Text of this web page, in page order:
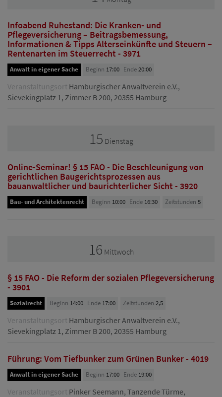
Infoabend Ruhestand: Die Kranken- und
Pflegeversicherung – Beitragsbemessung,
Informationen & Tipps Alterseinkünfte und Steuern –
Rentenarten im Steuerrecht - 3971
Anwalt in eigener Sache Beginn 17:00 Ende20:00
Veranstaltungsort Hamburgischer Anwaltverein e.V.,
Sievekingplatz 1, Zimmer B 200, 20355 Hamburg
15 Dienstag
Online-Seminar! § 15 FAO - Die Beschleunigung von
gerichtlichen Baugerichtsprozessen aus
bauanwaltlicher und baurichterlicher Sicht - 3920
Bau- und Architektenrecht Beginn 10:00 Ende 16:30 Zeitstunden 5
16 Mittwoch
§ 15 FAO - Die Reform der sozialen Pflegeversicherung
- 3901
Sozialrecht Beginn 14:00 Ende 17:00 Zeitstunden 2,5
Veranstaltungsort Hamburgischer Anwaltverein e.V.,
Sievekingplatz 1, Zimmer B 200, 20355 Hamburg
Führung: Vom Tiefbunker zum Grünen Bunker - 4019
Anwalt in eigener Sache Beginn 17:00 Ende 19:00
Veranstaltungsort Pinker Seemann, Tanzende Türme,